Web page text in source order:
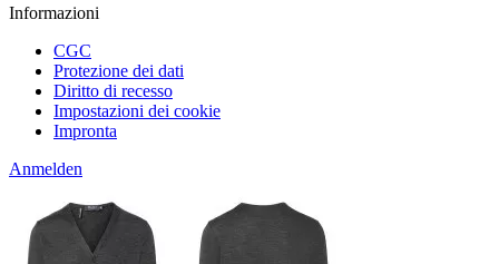
Informazioni
CGC
Protezione dei dati
Diritto di recesso
Impostazioni dei cookie
Impronta
Anmelden